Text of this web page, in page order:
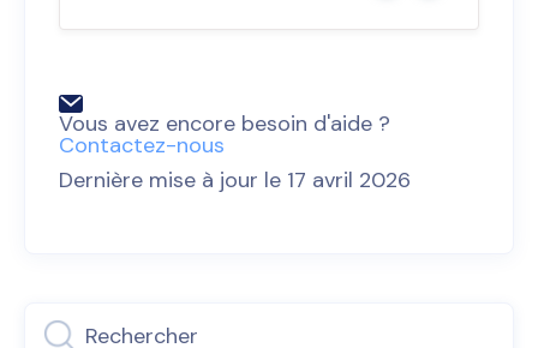
Vous avez encore besoin d'aide ?
Contactez-nous
Dernière mise à jour le 17 avril 2026